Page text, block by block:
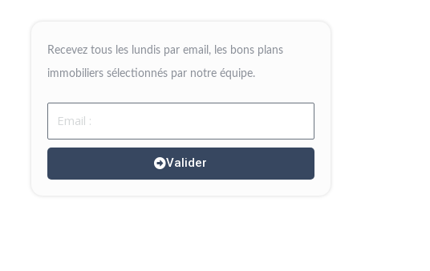
Recevez tous les lundis par email, les bons plans
immobiliers sélectionnés par notre équipe.
Email
Valider